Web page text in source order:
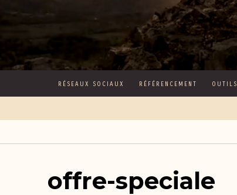
RÉSEAUX SOCIAUX RÉFÉRENCEMENT OUTILS
offre-speciale